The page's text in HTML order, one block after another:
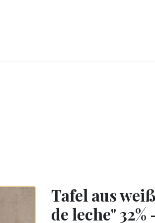
Tafel aus
de leche" 32%